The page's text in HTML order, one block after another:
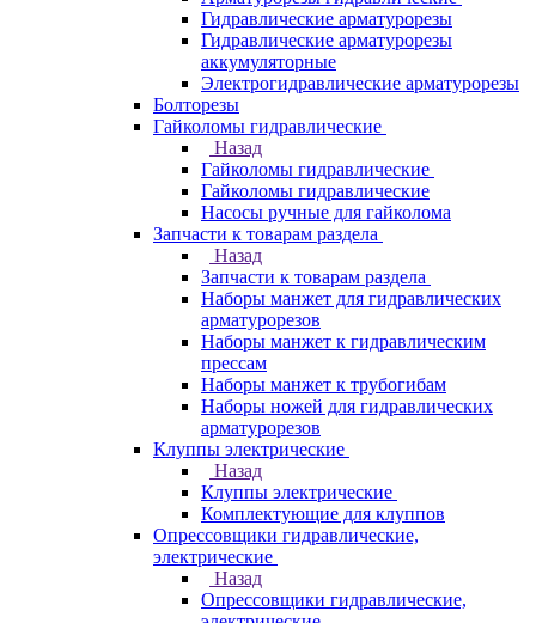
Гидравлические арматурорезы
Гидравлические арматурорезы
аккумуляторные
Электрогидравлические арматурорезы
Болторезы
Гайколомы гидравлические
Назад
Гайколомы гидравлические
Гайколомы гидравлические
Насосы ручные для гайколома
Запчасти к товарам раздела
Назад
Запчасти к товарам раздела
Наборы манжет для гидравлических
арматурорезов
Наборы манжет к гидравлическим
прессам
Наборы манжет к трубогибам
Наборы ножей для гидравлических
арматурорезов
Клуппы электрические
Назад
Клуппы электрические
Комплектующие для клуппов
Опрессовщики гидравлические,
электрические
Назад
Опрессовщики гидравлические,